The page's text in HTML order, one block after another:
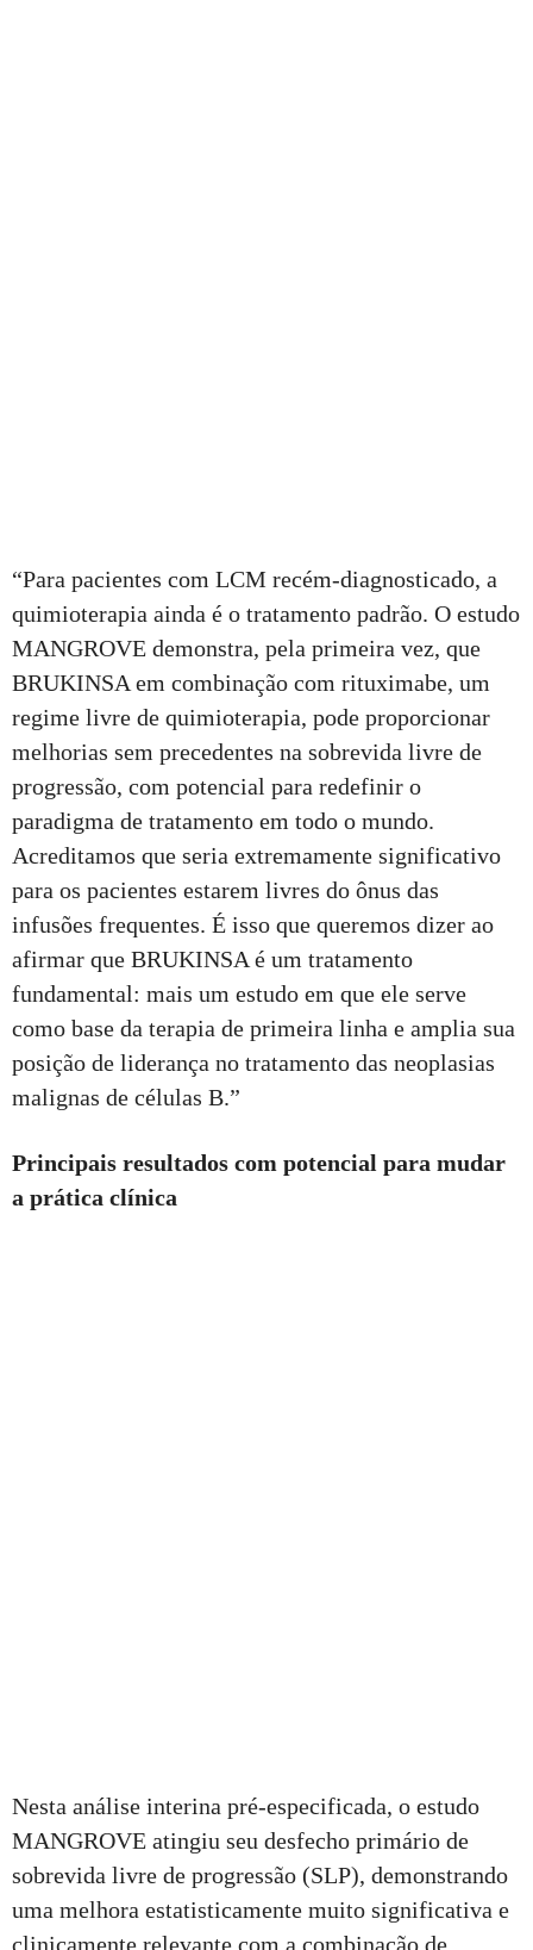
“Para pacientes com LCM recém-diagnosticado, a
quimioterapia ainda é o tratamento padrão. O estudo
MANGROVE demonstra, pela primeira vez, que
BRUKINSA em combinação com rituximabe, um
regime livre de quimioterapia, pode proporcionar
melhorias sem precedentes na sobrevida livre de
progressão, com potencial para redefinir o
paradigma de tratamento em todo o mundo.
Acreditamos que seria extremamente significativo
para os pacientes estarem livres do ônus das
infusões frequentes. É isso que queremos dizer ao
afirmar que BRUKINSA é um tratamento
fundamental: mais um estudo em que ele serve
como base da terapia de primeira linha e amplia sua
posição de liderança no tratamento das neoplasias
malignas de células B.”
Principais resultados com potencial para mudar
a prática clínica
Nesta análise interina pré-especificada, o estudo
MANGROVE atingiu seu desfecho primário de
sobrevida livre de progressão (SLP), demonstrando
uma melhora estatisticamente muito significativa e
clinicamente relevante com a combinação de